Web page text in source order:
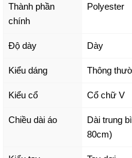
Thành phần
chính
Polyester
Độ dày Dày
Kiểu dáng Thông
Kiểu cổ Cổ chữ V
Chiều dài áo
Dài trung
80cm)